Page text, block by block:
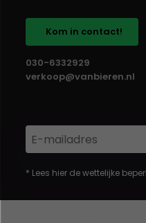
Kom in contact!
030-6332929
verkoop@vanbieren.nl
* Lees hier de wettelijke